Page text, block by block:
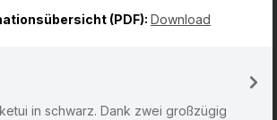
(PDF): Download
in schwarz. Dank zwei großzügig